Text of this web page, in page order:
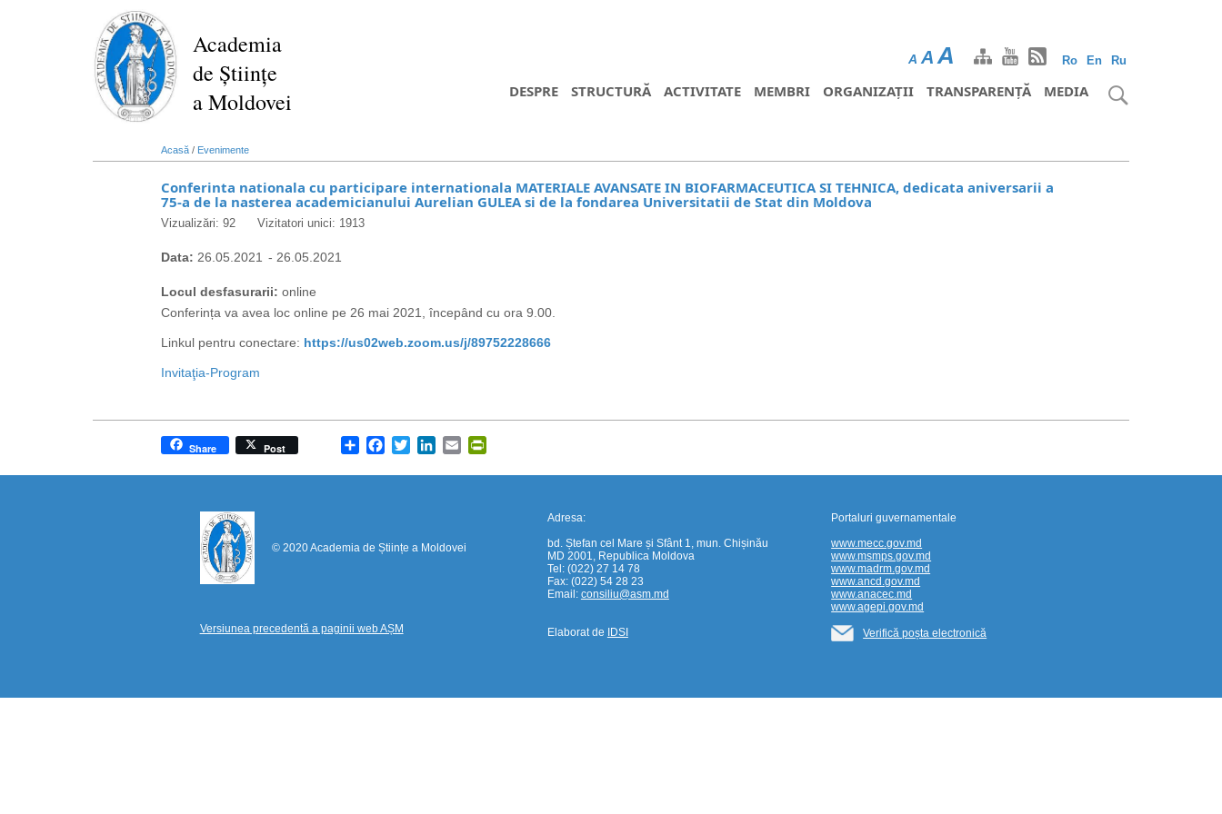
Academia
de Științe
a Moldovei
Ro En Ru
A A A
DESPRE STRUCTURĂ ACTIVITATE MEMBRI ORGANIZAȚII TRANSPARENȚĂ MEDIA
Acasă / Evenimente
Conferinta nationala cu participare internationala MATERIALE AVANSATE IN BIOFARMACEUTICA SI TEHNICA, dedicata aniversarii a
75-a de la nasterea academicianului Aurelian GULEA si de la fondarea Universitatii de Stat din Moldova
Vizualizări: 92 Vizitatori unici: 1913
Data: 26.05.2021 - 26.05.2021
Locul desfasurarii: online
Conferința va avea loc online pe 26 mai 2021, începând cu ora 9.00.
Linkul pentru conectare: https://us02web.zoom.us/j/89752228666
Invitaţia-Program
Share
Share Post Facebook
TwitterLinkedIn
Email
© 2020 Academia de Științe a Moldovei
Versiunea precedentă a paginii web AȘM
Adresa:
bd. Ștefan cel Mare și Sfânt 1, mun. Chișinău
MD 2001, Republica Moldova
Tel: (022) 27 14 78
Fax: (022) 54 28 23
Email: consiliu@asm.md
Elaborat de IDSI
Portaluri guvernamentale
www.mecc.gov.md
www.msmps.gov.md
www.madrm.gov.md
www.ancd.gov.md
www.anacec.md
www.agepi.gov.md
Verifică poșta electronică